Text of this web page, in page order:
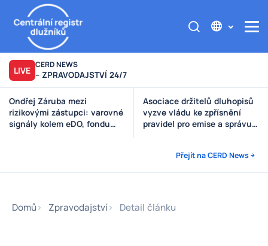
LIVE CERD NEWS
– ZPRAVODAJSTVÍ 24/7
Ondřej Záruba mezi
rizikovými zástupci: varovné
signály kolem eDO, fondu
Asociace držitelů dluhopisů
vyzve vládu ke zpřísnění
pravidel pro emise a správu
Přejít na CERD News
Domů Zpravodajství Detail článku